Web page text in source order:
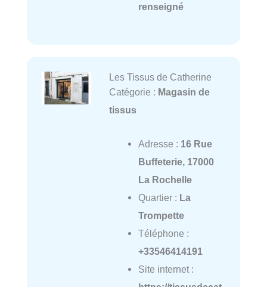
renseigné
Les Tissus de Catherine
Catégorie : Magasin de
tissus
Adresse : 16 Rue
Buffeterie, 17000
La Rochelle
Quartier : La
Trompette
Téléphone :
+33546414191
Site internet :